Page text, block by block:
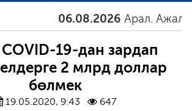
06.08.2026 Арал. Ажал.
19-дан зардап
2 млрд доллар
бөлмек
19.05.2020, 9:43
647